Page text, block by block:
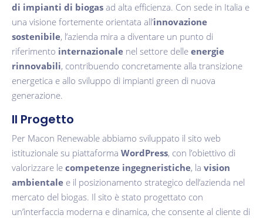
di impianti di biogas ad alta efficienza. Con sede in Italia e
una visione fortemente orientata all’innovazione
sostenibile, l’azienda mira a diventare un punto di
riferimento internazionale nel settore delle energie
rinnovabili, contribuendo concretamente alla transizione
energetica e allo sviluppo di impianti green di nuova
generazione.
Il Progetto
Per Macon Renewable abbiamo sviluppato il sito web
istituzionale su piattaforma WordPress, con l’obiettivo di
valorizzare le competenze ingegneristiche, la vision
ambientale e il posizionamento strategico dell’azienda nel
mercato del biogas. Il sito è stato progettato con
un’interfaccia moderna e dinamica, che consente al cliente di